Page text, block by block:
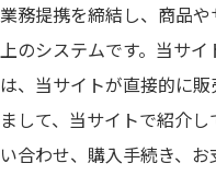
業務提携を締結し、商品
上のシステムです。当サ
は、当サイトが直接的に
まして、当サイトで紹介
い合わせ、購入手続き、